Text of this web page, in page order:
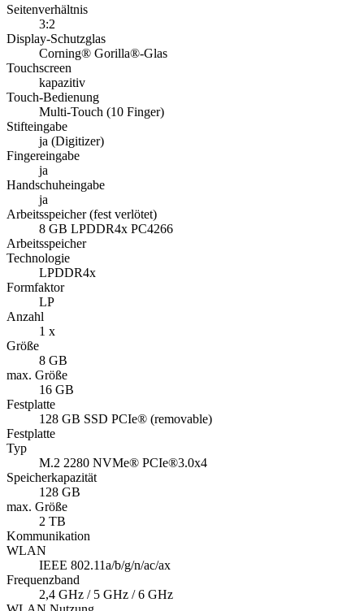
Seitenverhältnis
3:2
Display-Schutzglas
Corning® Gorilla®-Glas
Touchscreen
kapazitiv
Touch-Bedienung
Multi-Touch (10 Finger)
Stifteingabe
ja (Digitizer)
Fingereingabe
ja
Handschuheingabe
ja
Arbeitsspeicher (fest verlötet)
8 GB LPDDR4x PC4266
Arbeitsspeicher
Technologie
LPDDR4x
Formfaktor
LP
Anzahl
1 x
Größe
8 GB
max. Größe
16 GB
Festplatte
128 GB SSD PCIe® (removable)
Festplatte
Typ
M.2 2280 NVMe® PCIe®3.0x4
Speicherkapazität
128 GB
max. Größe
2 TB
Kommunikation
WLAN
IEEE 802.11a/b/g/n/ac/ax
Frequenzband
2,4 GHz / 5 GHz / 6 GHz